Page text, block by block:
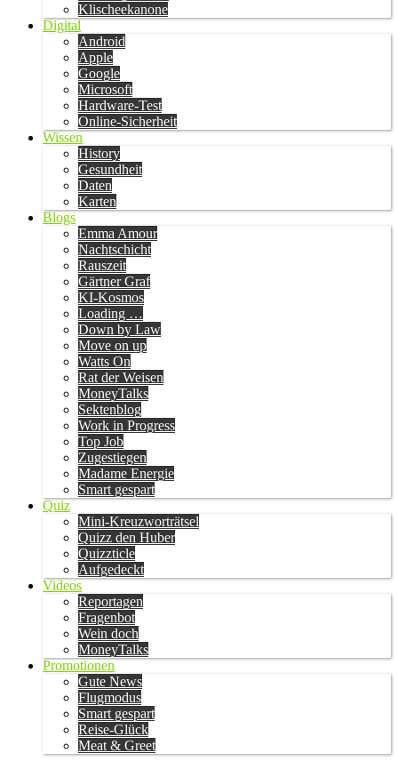
Klischeekanone
Digital
Android
Apple
Google
Microsoft
Hardware-Test
Online-Sicherheit
Wissen
History
Gesundheit
Daten
Karten
Blogs
Emma Amour
Nachtschicht
Rauszeit
Gärtner Graf
KI-Kosmos
Loading …
Down by Law
Move on up
Watts On
Rat der Weisen
MoneyTalks
Sektenblog
Work in Progress
Top Job
Zugestiegen
Madame Energie
Smart gespart
Quiz
Mini-Kreuzworträtsel
Quizz den Huber
Quizzticle
Aufgedeckt
Videos
Reportagen
Fragenbot
Wein doch
MoneyTalks
Promotionen
Gute News
Flugmodus
Smart gespart
Reise-Glück
Meat & Greet